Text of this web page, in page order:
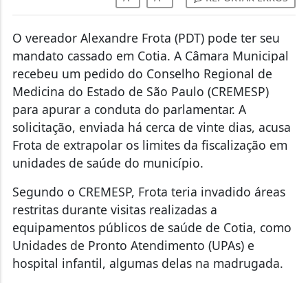
O vereador Alexandre Frota (PDT) pode ter seu
mandato cassado em Cotia. A Câmara Municipal
recebeu um pedido do Conselho Regional de
Medicina do Estado de São Paulo (CREMESP)
para apurar a conduta do parlamentar. A
solicitação, enviada há cerca de vinte dias, acusa
Frota de extrapolar os limites da fiscalização em
unidades de saúde do município.
Segundo o CREMESP, Frota teria invadido áreas
restritas durante visitas realizadas a
equipamentos públicos de saúde de Cotia, como
Unidades de Pronto Atendimento (UPAs) e
hospital infantil, algumas delas na madrugada.